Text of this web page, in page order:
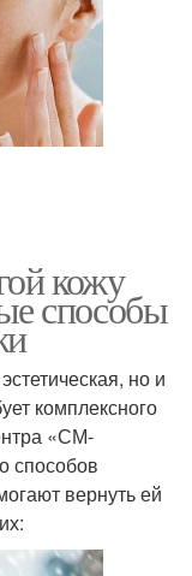
кожу
способы
но и
комплексного
«СМ-
способов
вернуть ей